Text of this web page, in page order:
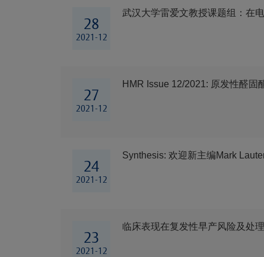
28
2021-12
武汉大学雷爱文教授课题组：在
27
2021-12
HMR Issue 12/2021: 原发性醛固
24
2021-12
Synthesis: 欢迎新主编Mark
23
2021-12
临床表现在复发性早产风险及处